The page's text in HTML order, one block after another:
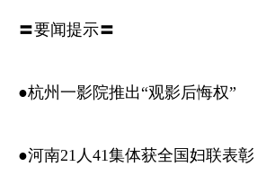
〓要闻提示〓
●杭州一影院推出“观影后悔权”
●河南21人41集体获全国妇联表彰